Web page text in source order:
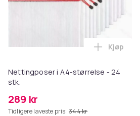
Nettingposer i A4-størrelse - 24
stk.
289 kr
Tidligere laveste pris: 344 kr
Legg
Kjøp